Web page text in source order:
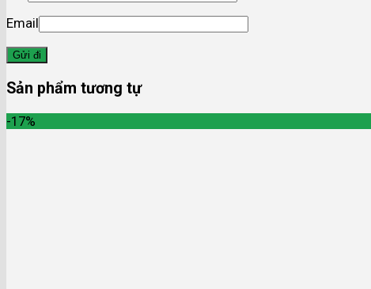
Email
Sản phẩm tương tự
-17%